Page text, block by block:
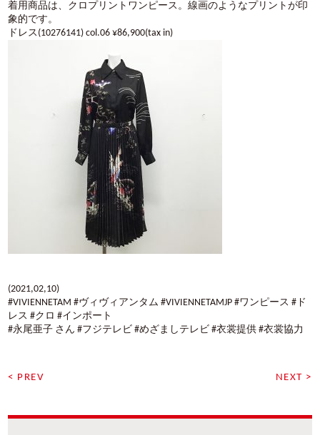
着用商品は、クロプリントワンピース。線画のようなプリントが印
象的です。
ドレス(10276141) col.06 ¥86,900(tax in)
(2021,02,10)
#VIVIENNETAM #ヴィヴィアンタム #VIVIENNETAMJP #ワンピース #ド
レス #クロ #インポート
#永尾亜子 さん #フジテレビ #めざましテレビ #衣裳提供 #衣裳協力
< PREV NEXT >